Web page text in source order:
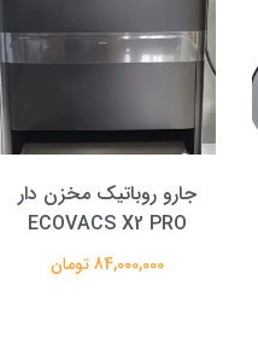
جارو روباتیک مخزن دار
ECOVACS X2 PRO
84,000,000 تومان